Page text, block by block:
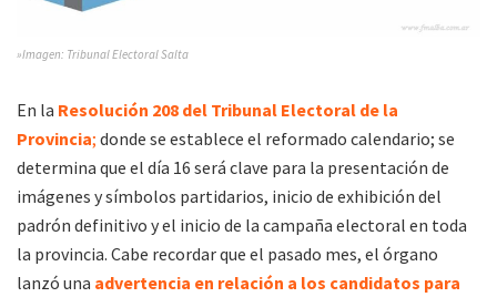
»Imagen: Tribunal Electoral Salta
En la Resolución 208 del Tribunal Electoral de la
Provincia; donde se establece el reformado calendario; se
determina que el día 16 será clave para la presentación de
imágenes y símbolos partidarios, inicio de exhibición del
padrón definitivo y el inicio de la campaña electoral en toda
la provincia. Cabe recordar que el pasado mes, el órgano
lanzó una advertencia en relación a los candidatos para